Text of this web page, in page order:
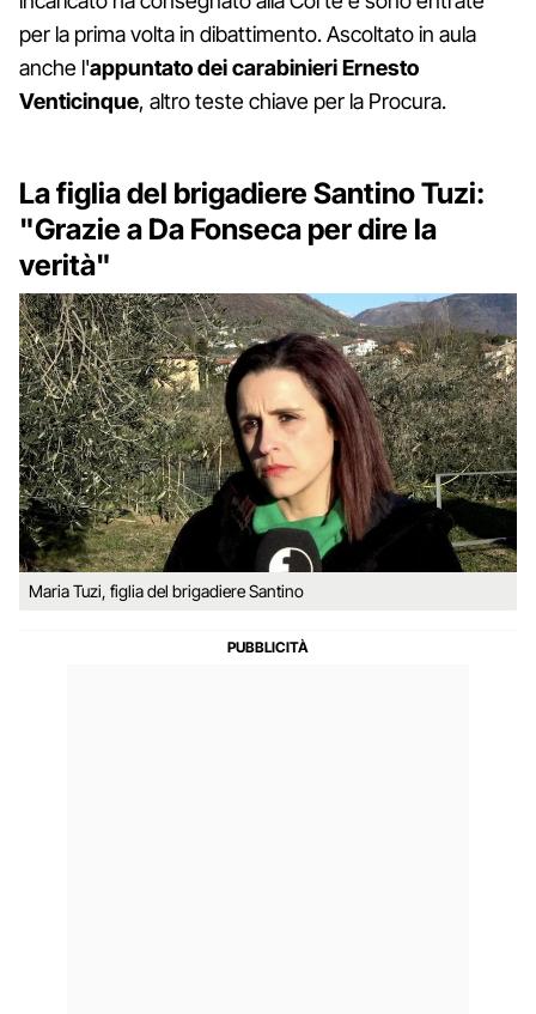
per la prima volta in dibattimento. Ascoltato in aula
anche l'appuntato dei carabinieri Ernesto
Venticinque, altro teste chiave per la Procura.
La figlia del brigadiere Santino Tuzi:
"Grazie a Da Fonseca per dire la
verità"
Maria Tuzi, figlia del brigadiere Santino